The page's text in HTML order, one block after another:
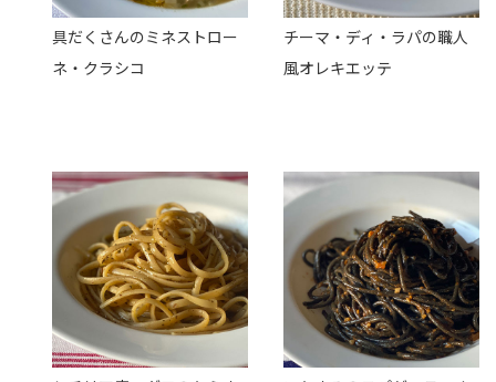
具だくさんのミネストロー
ネ・クラシコ
チーマ・ディ・ラパの職人
風オレキエッテ